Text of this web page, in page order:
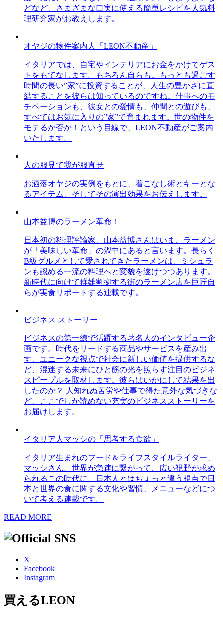
どなど、さまざまな口実に使える簡単レシピを人気料
理研究家がお教えします。
オヤジの物件案内人「LEON不動産」
イタリアでは、自宅やインテリアにお金をかけてゲス
トをもてなします。もちろん自らも。もっとも過ごす
時間の長い”家”に投資することが、人生の豊かさに直
結することを彼らは知っているのですね。仕事へのモ
チベーションも、彼女との愛情も、仲間との遊びも、
すべてはお気に入りの”家”で育まれます。世の物件を
モテるか否か！という目線で、LEON不動産がご案内
いたします。
人の服見て我が服直せ
お洒落オヤジの実例をもとに、着こなし術とキーとな
るアイテム、そしてその演出効果をお伝えします。
山本益博のラーメン革命！
日本初の料理評論家、山本益博さんはいま、ラーメン
が「美味しい革命」の渦中にあると言います。長らく
B級グルメとして愛されてきたラーメンは、ミシュラ
ンも認める一流の料理へと変貌を遂げつつあります。
新時代に向けて群雄割拠する街のラーメン店を巨匠自
らが実食リポートする連載です。
ビジネス ストーリー
ビジネスの第一線で活躍する著名人のインタビュー企
画です。時代をリードする商品やサービスを産み出
す、ユニークな視点で社会に新しい価値を提供するな
ど、混迷する未来にひと筋の光を照らす注目のビジネ
スピープルを取材します。彼らはいかにして結果を出
したのか？ 人知れぬ苦労や仕事で得た意外な気づきな
ど、ここでしか読めない充実のビジネスストーリーを
お届けします。
イタリア人マッシの「思考する食欲」
イタリア生まれのフード＆ライフスタイルライター、
マッシさん。世界が急速に繋がって、広い視野が求め
られるこの時代に、日本人とはちょっと違う視点で日
本と世界の食に関する文化や習慣、メニューなどにつ
いて考える連載です。
READ MORE
X
Facebook
Instagram
買えるLEON